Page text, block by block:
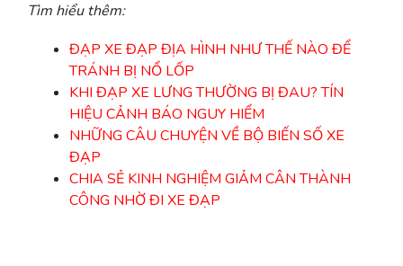
Tìm hiểu thêm:
ĐẠP XE ĐẠP ĐỊA HÌNH NHƯ THẾ NÀO ĐỂ
TRÁNH BỊ NỔ LỐP
KHI ĐẠP XE LƯNG THƯỜNG BỊ ĐAU? TÍN
HIỆU CẢNH BÁO NGUY HIỂM
NHỮNG CÂU CHUYỆN VỀ BỘ BIẾN SỐ XE
ĐẠP
CHIA SẺ KINH NGHIỆM GIẢM CÂN THÀNH
CÔNG NHỜ ĐI XE ĐẠP